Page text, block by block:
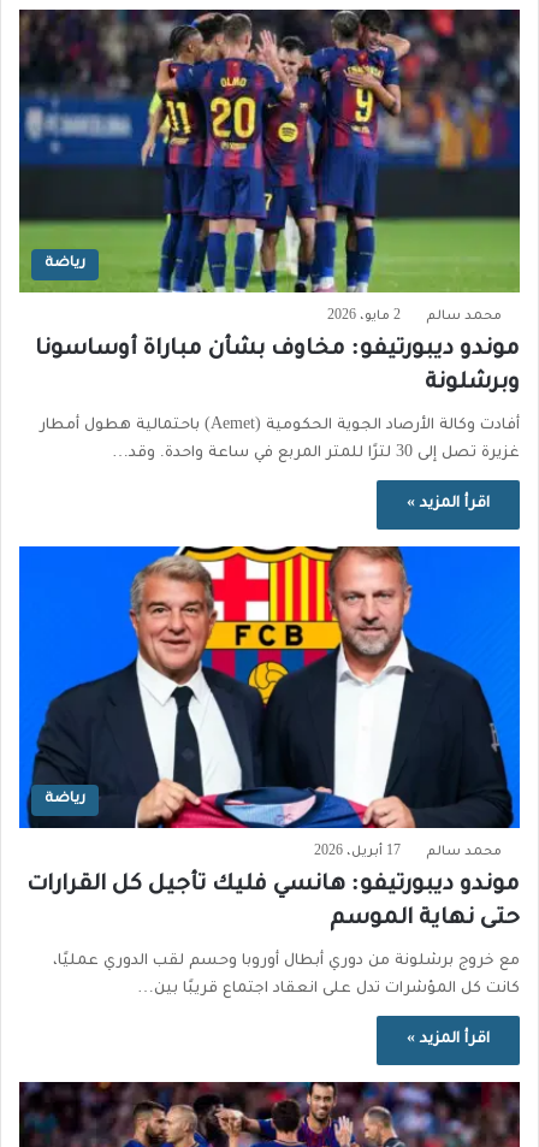
رياضة
محمد سالم 2 مايو، 2026
موندو ديبورتيفو: مخاوف بشأن مباراة أوساسونا
وبرشلونة
أفادت وكالة الأرصاد الجوية الحكومية (Aemet) باحتمالية هطول أمطار
غزيرة تصل إلى 30 لترًا للمتر المربع في ساعة واحدة. وقد…
اقرأ المزيد »
رياضة
محمد سالم 17 أبريل، 2026
موندو ديبورتيفو: هانسي فليك تأجيل كل القرارات
حتى نهاية الموسم
مع خروج برشلونة من دوري أبطال أوروبا وحسم لقب الدوري عمليًا،
كانت كل المؤشرات تدل على انعقاد اجتماع قريبًا بين…
اقرأ المزيد »